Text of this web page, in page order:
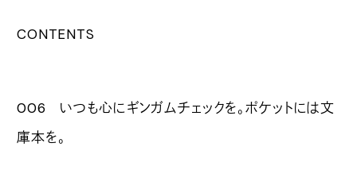
CONTENTS
006 いつも心にギンガムチェックを。ポケットには文
庫本を。